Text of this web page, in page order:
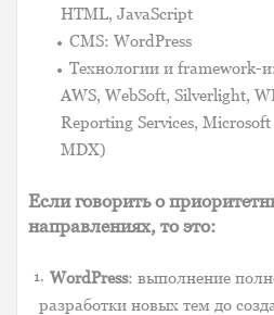
HTML, JavaScript
CMS: WordPress
Технологии и framework-
AWS, WebSoft, Silverlight,
Reporting Services,
MDX)
Если говорить о
направлениях, то это:
WordPress: выполнение
разработки новых тем до